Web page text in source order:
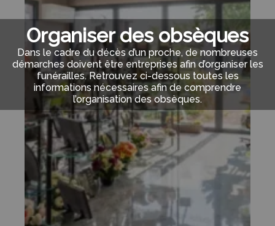
Organiser des obsèques
Dans le cadre du décès d’un proche, de nombreuses
démarches doivent être entreprises afin d’organiser les
funérailles. Retrouvez ci-dessous toutes les
informations nécessaires afin de comprendre
l’organisation des obsèques.